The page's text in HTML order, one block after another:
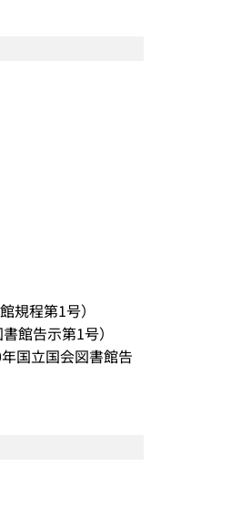
規程第1号）
館告示第1号）
国立国会図書館告